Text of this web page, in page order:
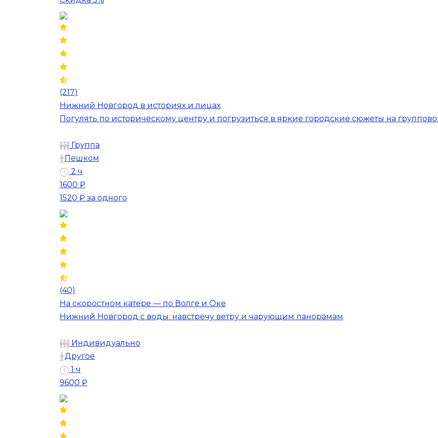
(217)
Нижний Новгород в историях и лицах
Погулять по историческому центру и погрузиться в яркие городские сюжеты на
Группа
Пешком
2 ч
1600 ₽
1520 ₽ за одного
(40)
На скоростном катере — по Волге и Оке
Нижний Новгород с воды: навстречу ветру и чарующим панорамам
Индивидуально
Другое
1 ч
9600 ₽